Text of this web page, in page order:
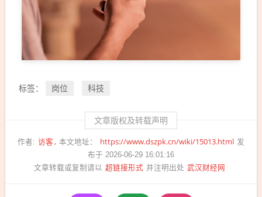
标签： 岗位 科技
文章版权及转载声明
作者: 访客 本文地址： https://www.dszpk.cn/wiki/15013.html 发
布于 2026-06-29 16:01:16
文章转载或复制请以 超链接形式 并注明出处 武汉财经网